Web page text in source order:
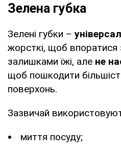
Зелена губка
Зелені губки –
жорсткі, щоб впоратися
залишками їжі, але не
щоб пошкодити
поверхонь.
Зазвичай
миття посуду;